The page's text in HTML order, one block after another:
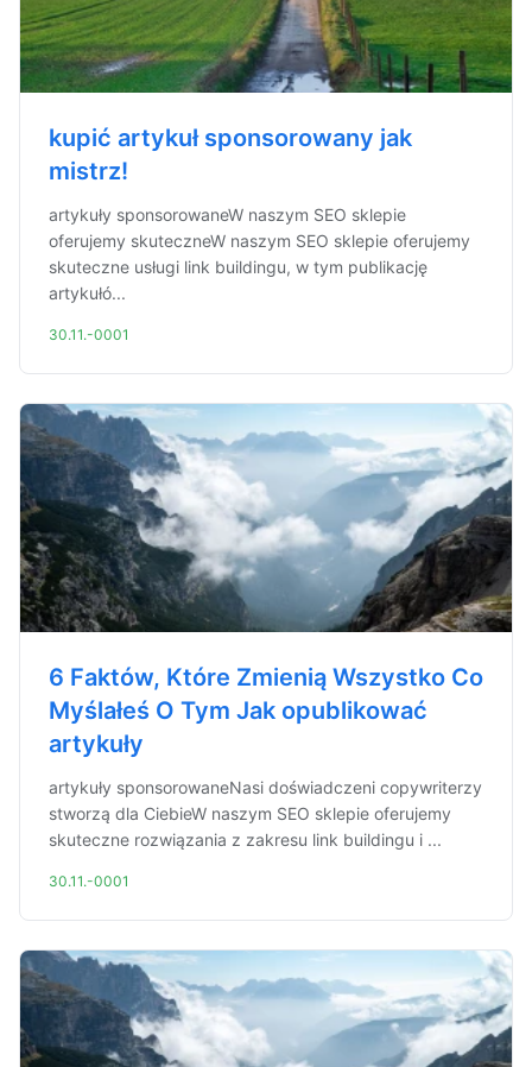
kupić artykuł sponsorowany jak
mistrz!
artykuły sponsorowaneW naszym SEO sklepie
oferujemy skuteczneW naszym SEO sklepie oferujemy
skuteczne usługi link buildingu, w tym publikację
artykułó...
30.11.-0001
6 Faktów, Które Zmienią Wszystko Co
Myślałeś O Tym Jak opublikować
artykuły
artykuły sponsorowaneNasi doświadczeni copywriterzy
stworzą dla CiebieW naszym SEO sklepie oferujemy
skuteczne rozwiązania z zakresu link buildingu i ...
30.11.-0001